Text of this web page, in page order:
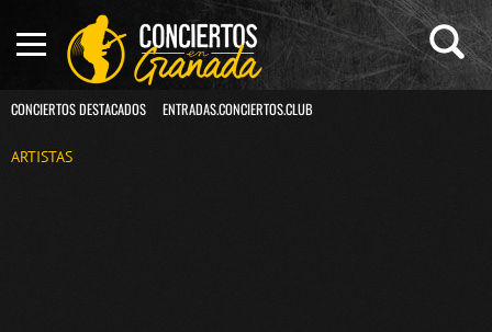
CONCIERTOS DESTACADOS ENTRADAS.CONCIERTOS.CLUB
ARTISTAS